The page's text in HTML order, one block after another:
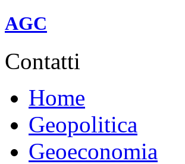
AGClinea A (rossa).
Contatti
Home
Geopolitica
Geoeconomia